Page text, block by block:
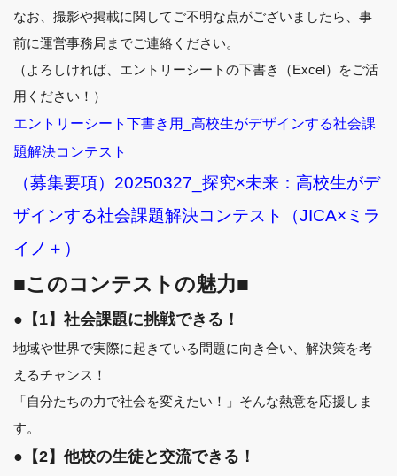
なお、撮影や掲載に関してご不明な点がございましたら、事
前に運営事務局までご連絡ください。
（よろしければ、エントリーシートの下書き（Excel）をご活
用ください！）
エントリーシート下書き用_高校生がデザインする社会課
題解決コンテスト
（募集要項）20250327_探究×未来：高校生がデ
ザインする社会課題解決コンテスト（JICA×ミラ
イノ＋）
■このコンテストの魅力■
●【1】社会課題に挑戦できる！
地域や世界で実際に起きている問題に向き合い、解決策を考
えるチャンス！
「自分たちの力で社会を変えたい！」そんな熱意を応援しま
す。
●【2】他校の生徒と交流できる！